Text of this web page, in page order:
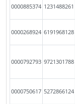
0000885374 1231488261
0000268924 6191968128
0000792793 9721301788
0000750617 5272866124